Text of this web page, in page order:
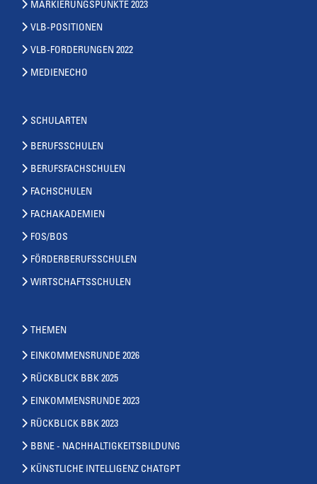
MARKIERUNGSPUNKTE 2023
VLB-POSITIONEN
VLB-FORDERUNGEN 2022
MEDIENECHO
SCHULARTEN
BERUFSSCHULEN
BERUFSFACHSCHULEN
FACHSCHULEN
FACHAKADEMIEN
FOS/BOS
FÖRDERBERUFSSCHULEN
WIRTSCHAFTSSCHULEN
THEMEN
EINKOMMENSRUNDE 2026
RÜCKBLICK BBK 2025
EINKOMMENSRUNDE 2023
RÜCKBLICK BBK 2023
BBNE - NACHHALTIGKEITSBILDUNG
KÜNSTLICHE INTELLIGENZ CHATGPT